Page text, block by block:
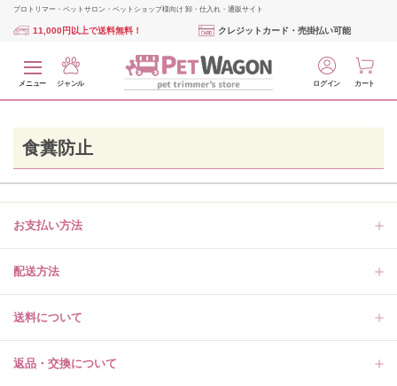
プロトリマー・ペットサロン・ペットショップ様向け 卸・仕入れ・通販サイト
11,000円以上で送料無料！ クレジットカード・売掛払い可能
メニュー ジャンル ログイン カート
食糞防止
お支払い方法
配送方法
送料について
返品・交換について